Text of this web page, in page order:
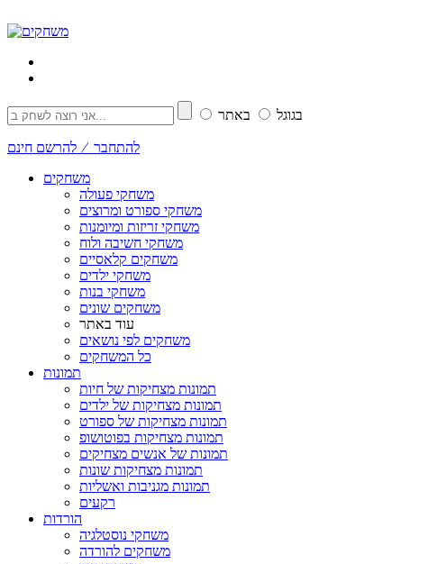
בגוגל באתר
להתחבר ⁄ להרשם חינם
משחקים
משחקי פעולה
משחקי ספורט ומרוצים
משחקי זריזות ומיומנות
משחקי חשיבה ולוח
משחקים קלאסיים
משחקי ילדים
משחקי בנות
משחקים שונים
עוד באתר
משחקים לפי נושאים
כל המשחקים
תמונות
תמונות מצחיקות של חיות
תמונות מצחיקות של ילדים
תמונות מצחיקות של ספורט
תמונות מצחיקות בפוטושופ
תמונות של אנשים מצחיקים
תמונות מצחיקות שונות
תמונות מגניבות ואשליות
רקעים
הורדות
משחקי נוסטלגיה
משחקים להורדה